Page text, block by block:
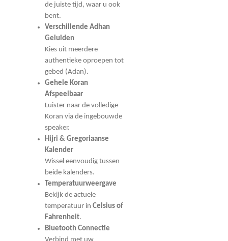
de juiste tijd, waar u ook
bent.
Verschillende Adhan
Geluiden
Kies uit meerdere
authentieke oproepen tot
gebed (Adan).
Gehele Koran
Afspeelbaar
Luister naar de volledige
Koran via de ingebouwde
speaker.
Hijri & Gregoriaanse
Kalender
Wissel eenvoudig tussen
beide kalenders.
Temperatuurweergave
Bekijk de actuele
temperatuur in Celsius of
Fahrenheit.
Bluetooth Connectie